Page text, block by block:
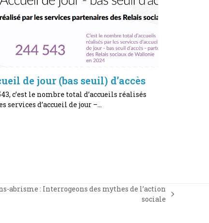
de jour (bas seuil) d’accès
c’est le nombre total d’accueils réalisés
services d’accueil de jour –…
abrisme : Interrogeons des mythes de l’action
sociale